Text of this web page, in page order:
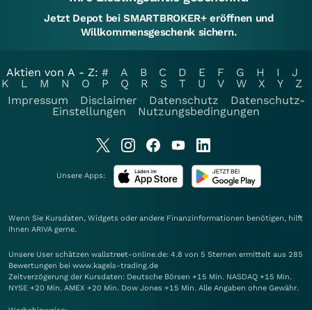
Jetzt Depot bei SMARTBROKER+ eröffnen und
Willkommensgeschenk sichern.
Aktien von A - Z: # A B C D E F G H I
J
K
L M N O P Q R S T U V W X Y
Z
Impressum
Disclaimer Datenschutz
Datenschutz-
Einstellungen
Nutzungsbedingungen
Unsere Apps:
Wenn Sie Kursdaten, Widgets oder andere Finanzinformationen benötigen, hilft
Ihnen ARIVA gerne.
Unsere User schätzen wallstreet-online.de: 4.8 von 5 Sternen ermittelt aus 285
Bewertungen bei www.kagels-trading.de
Zeitverzögerung der Kursdaten: Deutsche Börsen +15 Min. NASDAQ +15 Min.
NYSE +20 Min. AMEX +20 Min. Dow Jones +15 Min. Alle Angaben ohne Gewähr.